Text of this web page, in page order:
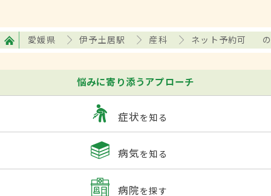
愛媛県 伊予土居駅 産科 ネット予約可
悩みに寄り添うアプローチ
症状を知る
病気を知る
病院を探す